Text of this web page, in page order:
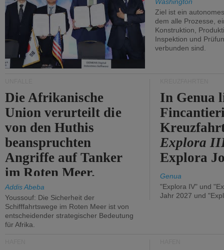
Ziel ist ein
dem alle Prozesse,
Konstruktion,
Inspektion und
verbunden sind.
Die Afrikanische
Union verurteilt die
von den Huthis
beanspruchten
Angriffe auf Tanker
im Roten Meer.
Addis Abeba
Youssouf: Die Sicherheit der
Schifffahrtswege im Roten Meer ist von
entscheidender strategischer Bedeutung
für Afrika.
In Genua
Explora
Explora
Genua
"Explora IV" und
Jahr 2027 und